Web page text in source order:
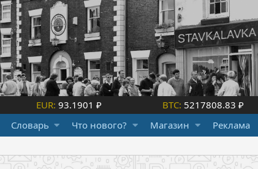
EUR: 93.1901 ₽ BTC: 5217808.83 ₽
Словарь Что нового? Магазин Реклама